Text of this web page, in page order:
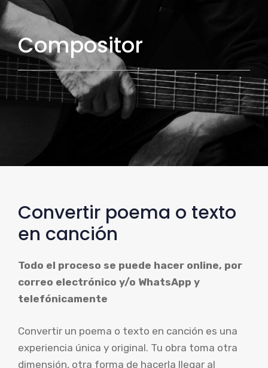
Compositor
Convertir poema o texto
en canción
Todo el proceso se puede hacer online, por
correo electrónico y/o WhatsApp y
telefónicamente
Convertir un poema o texto en canción es una
experiencia única y original. Tu obra toma otra
dimensión, otra forma de hacerla llegar al